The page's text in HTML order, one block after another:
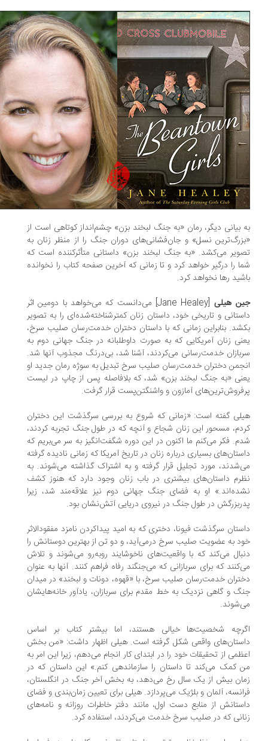
بیانی دیگر، رمان «به جنگ لبخند بزن» چشم‌انداز کوتاهی است از
نسل» و ‌جان‌فشانی‌های دوران جنگ را از منظر زنان به
می‌کشد. «به جنگ لبخند بزن» داستانی متأثرکننده است که
را درگیر خواهد کرد و تا زمانی که آخرین صفحه‌ کتاب را نخوانده
رها نخواهد کرد.
هیلی
[Jane Healey] می‌دانست که می‌خواهد با دومین اثر
و تاریخی خود، داستان زنان کمترشناخته‌شده‌ای را به تصویر
بنابراین زمانی که با داستان دختران خدمت‌رسان صلیب سرخ،
زنان آمریکایی که به صورت داوطلبانه در جنگ جهانی دوم به
خدمت‌رسانی می‌کردند، آشنا شد، بی‌درنگ مجذوب آنها شد.
دختران خدمت‌رسان صلیب سرخ تبدیل به سوژه‌ رمان جدید او
«به جنگ لبخند بزن» شد، که بلافاصله پس از چاپ در لیست
آمازون و واشنگتن‌پست قرار گرفت.
گفته است: «زمانی که شروع به بررسی سرگذشت این دختران
مسحور این زنان شجاع و آنچه که در طول جنگ تجربه کردند،
فکر می‌کنم ما اکنون در این دوره‌ شگفت‌انگیز به سر می‌بریم که
بسیاری درباره زنان در تاریخ آمریکا که زمانی نادیده‌ گرفته
مورد تجلیل قرار گرفته و به اشتراک گذاشته می‌شوند. به
داستان‌های بیشتری در باب زنان وجود دارد که هنوز کشف
او به فضای جنگ جهانی دوم نیز علاقه‌مند شد، زیرا
در طول جنگ در نیروی دریایی آتش‌نشان بود.
سرگذشت فیونا، دختری که به امید پیداکردن نامزد مفقودالاثر
به عضویت صلیب سرخ درمی‌آید، و دو تن از بهترین دوستانش را
می‌کند که با واقعیت‌های ناخوشایند روبه‌رو می‌شوند و تلاش
که برای سربازانی که می‌جنگند رفاه فراهم کنند. آنها به عنوان
خدمت‌رسان صلیب سرخ، با «قهوه، دونات و لبخند» در میدان
و گاهی نزدیک به خط مقدم برای سربازان، یادآور خانه‌هایشان
شخصیت‌ها خیالی هستند، اما بیشتر کتاب بر اساس
واقعی شکل گرفته است. هیلی اظهار داشت: «من بخش
از تحقیقات خود را در ابتدای کار انجام می‌دهم، زیرا این امر به
کمک می‌کند تا داستان را سازماندهی کنم.» این داستان که در
بیش از یک سال رخ می‌دهد، به بخش آخر جنگ در انگلستان،
آلمان و بلژیک می‌پردازد. هیلی برای تعیین زمان‌بندی و فضای
از منابع دست اول، مانند دفتر خاطرات روزانه و نامه‌های
که در صلیب سرخ خدمت می‌کردند، استفاده کرد.